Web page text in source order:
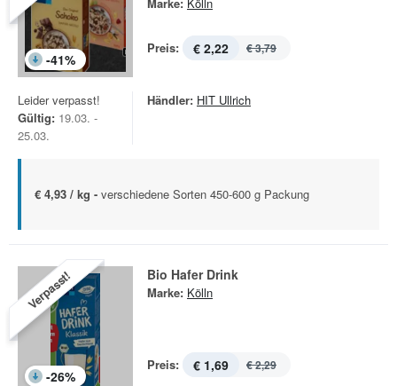
-41%
Preis: € 2,22 € 3,79
Leider verpasst!
Gültig: 19.03. -
25.03.
Händler: HIT Ullrich
€ 4,93 / kg - verschiedene Sorten 450-600 g Packung
Verpasst!
-26%
Bio Hafer Drink
Marke: Kölln
Preis: € 1,69 € 2,29